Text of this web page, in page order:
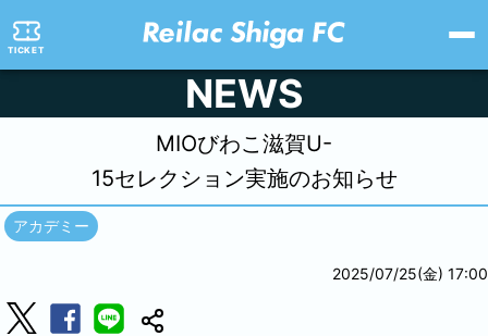
TICKET
NEWS
MIOびわこ滋賀U-
15セレクション実施のお知らせ
アカデミー
2025/07/25(金) 17:00